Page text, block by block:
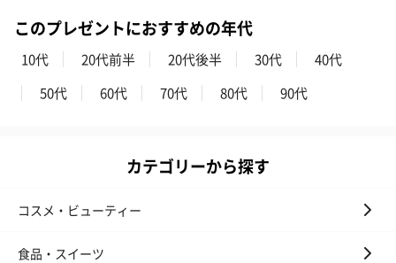
プリザーブドフラワー
プリザーブドフラワー
愛らしいぬいぐるみを同梱してお届けします。
このプレゼントにおすすめの年代
10代 20代前半 20代後半 30代
40代
50代
60代 70代 80代 90代
カテゴリーから探す
コスメ・ビューティー
食品・スイーツ